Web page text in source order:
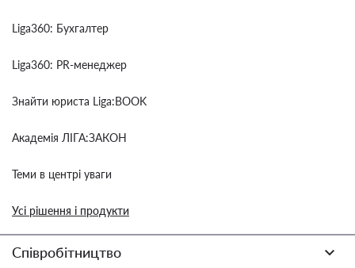
Liga360: Бухгалтер
Liga360: PR-менеджер
Знайти юриста Liga:BOOK
Академія ЛІГА:ЗАКОН
Теми в центрі уваги
Усі рішення і продукти
Співробітництво